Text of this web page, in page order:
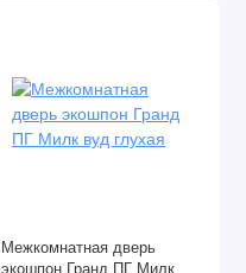
Межкомнатная дверь
экошпон Гранд ПГ Милк